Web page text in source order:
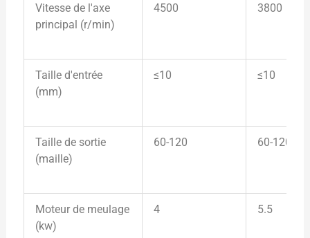
Vitesse de l'axe
principal (r/min)
4500 3800
Taille d'entrée
(mm)
≤10 ≤10
Taille de sortie
(maille)
60-120 60-120
Moteur de meulage
(kw)
4 5.5